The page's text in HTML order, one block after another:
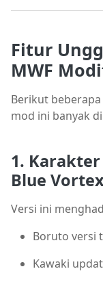
Fitur
MWF
Berikut
mod ini banyak
1.
Blue
Versi ini
Boruto versi
Kawaki